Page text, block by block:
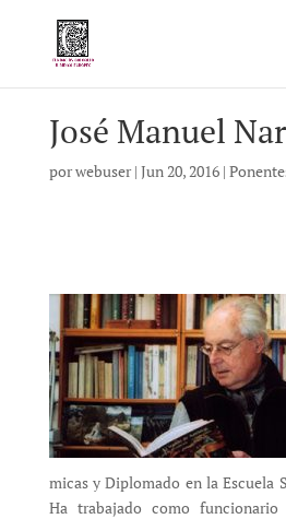
José Manuel
porwebuser| Jun 20, 2016|
micas y Diplomado en la Escuela
Ha trabajado como funcionario